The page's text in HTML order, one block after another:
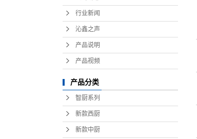
行业新闻
沁鑫之声
产品说明
产品视频
产品分类
智厨系列
新款西厨
新款中厨